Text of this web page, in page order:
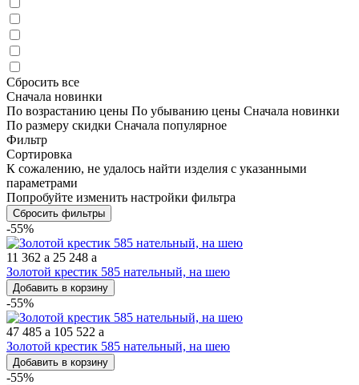
Сбросить все
Сначала новинки
По возрастанию цены По убыванию цены Сначала новинки
По размеру скидки Сначала популярное
Фильтр
Сортировка
К сожалению, не удалось найти изделия с указанными
параметрами
Попробуйте изменить настройки фильтра
Сбросить фильтры
-55%
11 362 a 25 248 a
Золотой крестик 585 нательный, на шею
Добавить в корзину
-55%
47 485 a 105 522 a
Золотой крестик 585 нательный, на шею
Добавить в корзину
-55%